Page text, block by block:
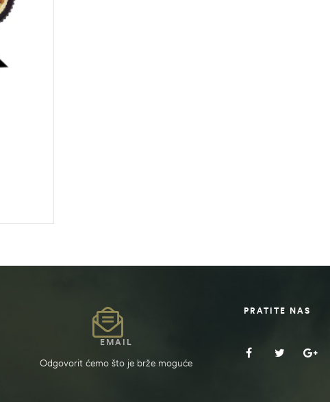
EMAIL
Odgovorit ćemo što je brže moguće
PRATITE NAS